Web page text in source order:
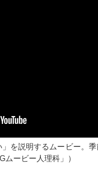
」を説明するムービー。
ービー人理科」）